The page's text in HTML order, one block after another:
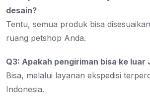
desain?
Tentu, semua produk bisa
ruang petshop Anda.
Q3: Apakah pengiriman bisa ke luar
Bisa, melalui layanan ekspedisi
Indonesia.